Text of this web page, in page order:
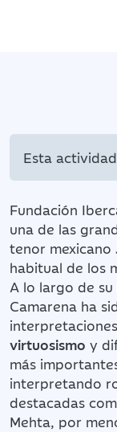
Esta
Fundación
una de las
tenor mexicano
habitual de los
A lo largo de su
Camarena ha
virtuosismo y
más
interpretando
destacadas
Mehta, por